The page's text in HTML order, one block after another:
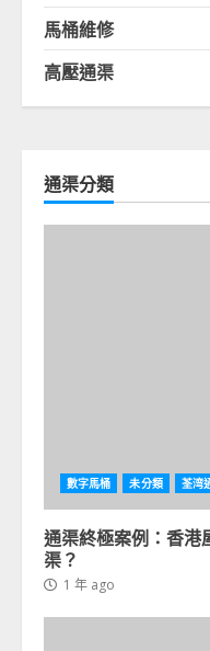
馬桶維修
高壓通渠
通渠分類
數字馬桶 未分類 荃湾
通渠終極案例：香港
渠？
1 年 ago